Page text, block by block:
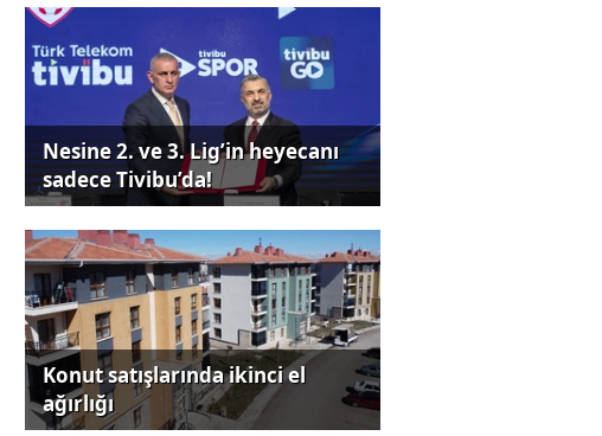
Nesine 2. ve 3. Lig’in heyecanı
sadece Tivibu’da!
Konut satışlarında ikinci el
ağırlığı